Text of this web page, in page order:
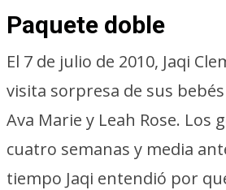
Paquete doble
El 7 de julio de 2010, Jaqi
visita sorpresa de sus
Ava Marie y Leah Rose. Los
cuatro semanas y media
tiempo Jaqi entendió por